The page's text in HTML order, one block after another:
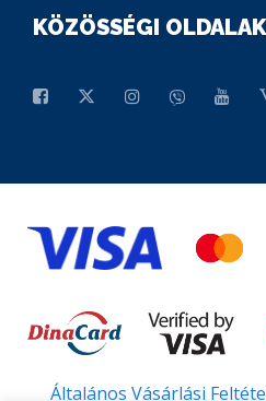
KÖZÖSSÉGI OLDALAK
Általános Vásárlási